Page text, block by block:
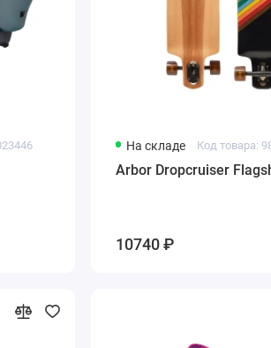
На складе Код товара:
Arbor Dropcruiser
10740 ₽